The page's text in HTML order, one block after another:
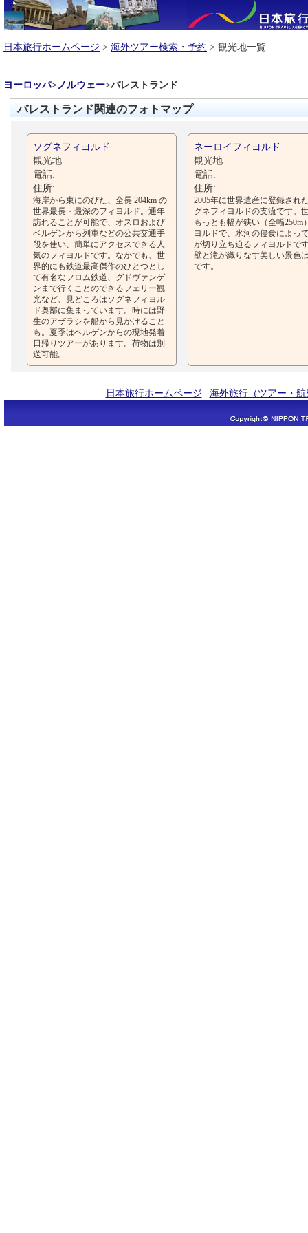
日本旅行ホームページ > 海外ツアー検索・予約 > 観光地一覧
ヨーロッパ>ノルウェー>バレストランド
バレストランド関連のフォトマップ
ソグネフィヨルド
観光地
電話:
住所:
海岸から東にのびた、全長 204km の
世界最長・最深のフィヨルド。通年
訪れることが可能で、オスロおよび
ベルゲンから列車などの公共交通手
段を使い、簡単にアクセスできる人
気のフィヨルドです。なかでも、世
界的にも鉄道最高傑作のひとつとし
て有名なフロム鉄道、グドヴァンゲ
ンまで行くことのできるフェリー観
光など、見どころはソグネフィヨル
ド奥部に集まっています。時には野
生のアザラシを船から見かけること
も。夏季はベルゲンからの現地発着
日帰りツアーがあります。荷物は別
送可能。
ネーロイフィヨルド
観光地
電話:
住所:
2005年に世界遺産に登録され
グネフィヨルドの支流です。
もっとも幅が狭い（全幅250m
ヨルドで、氷河の侵食によっ
が切り立ち迫るフィヨルドで
壁と滝が織りなす美しい景色
です。
| 日本旅行ホームページ | 海外旅行（ツアー・航